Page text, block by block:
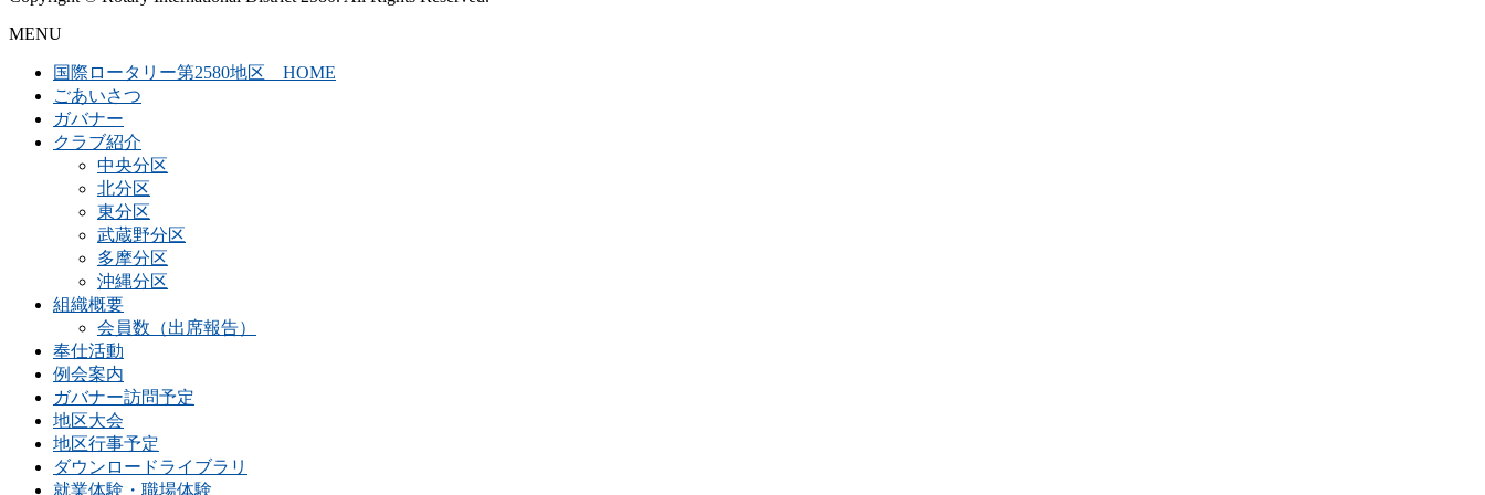
MENU
国際ロータリー第2580地区 HOME
ごあいさつ
ガバナー
クラブ紹介
中央分区
北分区
東分区
武蔵野分区
多摩分区
沖縄分区
組織概要
会員数（出席報告）
奉仕活動
例会案内
ガバナー訪問予定
地区大会
地区行事予定
ダウンロードライブラリ
就業体験・職場体験